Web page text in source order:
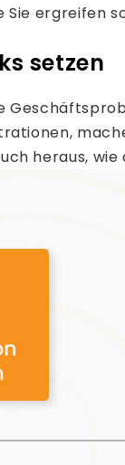
Sie ergreifen
setzen
heraus,